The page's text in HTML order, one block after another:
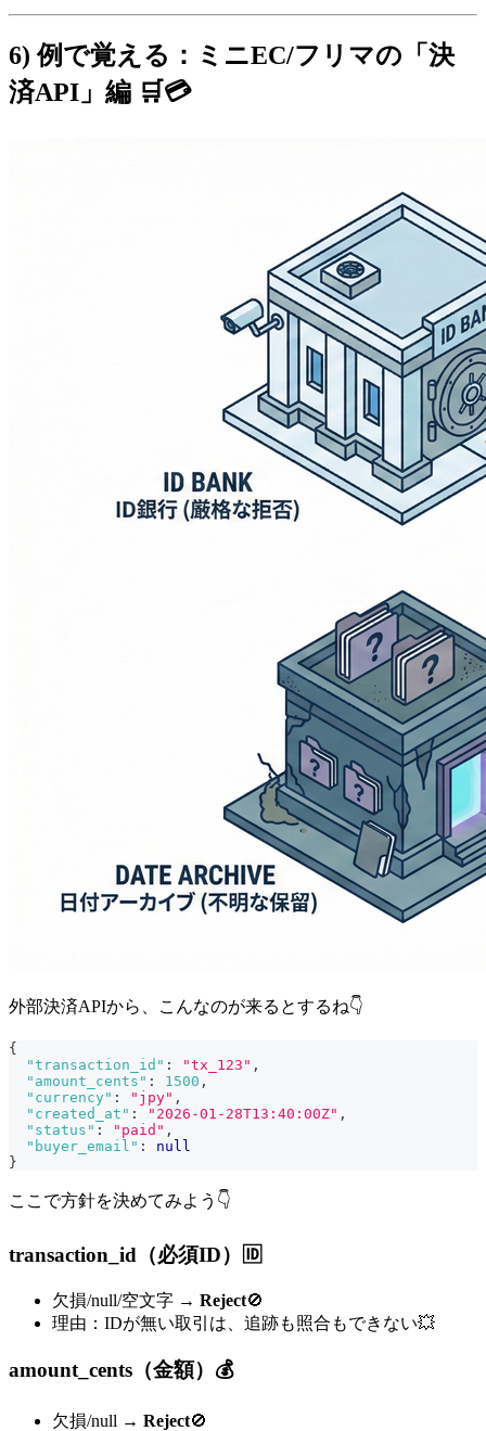
6) 例で覚える：ミニEC/フリマの「決
済API」編 🛒💳
外部決済APIから、こんなのが来るとするね👇
{
"transaction_id" : "tx_123" ,
"amount_cents" : 1500 ,
"currency" : "jpy" ,
"created_at" : "2026-01-28T13:40:00Z" ,
"status" : "paid" ,
"buyer_email" :
null
}
ここで方針を決めてみよう👇
transaction_id（必須ID）🆔
欠損/null/空文字 → Reject🚫
理由：IDが無い取引は、追跡も照合もできない💥
amount_cents（金額）💰
欠損/null → Reject🚫